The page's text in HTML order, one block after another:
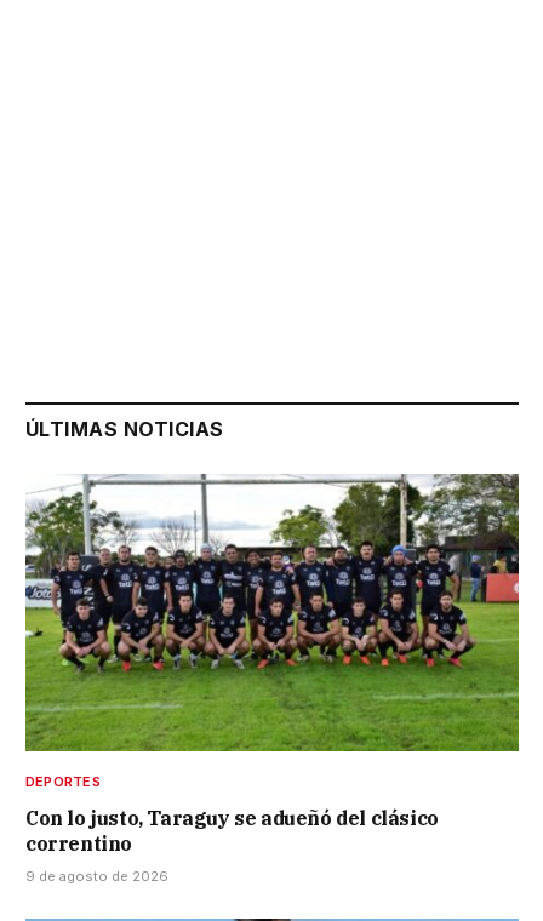
ÚLTIMAS NOTICIAS
DEPORTES
Con lo justo, Taraguy se adueñó del clásico
correntino
9 de agosto de 2026